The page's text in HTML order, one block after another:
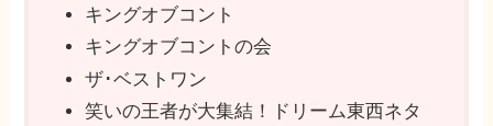
キングオブコント
キングオブコントの会
ザ･ベストワン
笑いの王者が大集結！ドリーム東西ネタ